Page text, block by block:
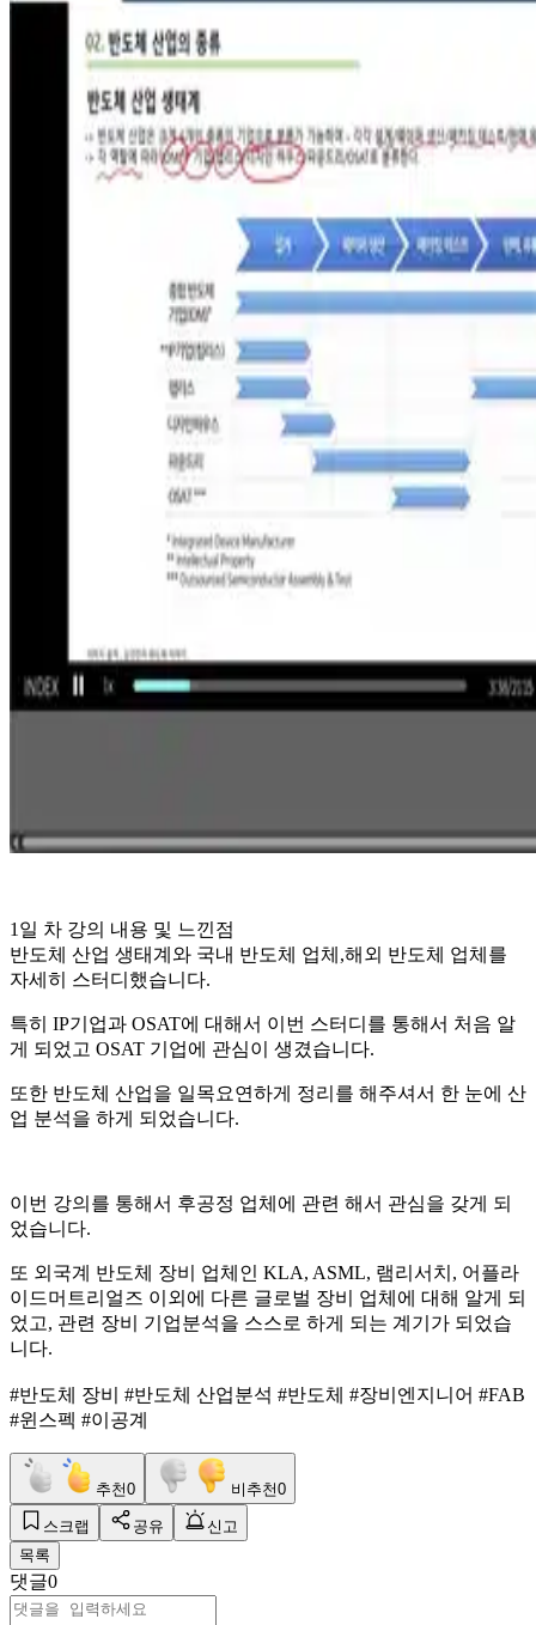
1일 차 강의 내용 및 느낀점
반도체 산업 생태계와 국내 반도체 업체,해외 반도체 업체를
자세히 스터디했습니다.
특히 IP기업과 OSAT에 대해서 이번 스터디를 통해서 처음 알
게 되었고 OSAT 기업에 관심이 생겼습니다.
또한 반도체 산업을 일목요연하게 정리를 해주셔서 한 눈에 산
업 분석을 하게 되었습니다.
이번 강의를 통해서 후공정 업체에 관련 해서 관심을 갖게 되
었습니다.
또 외국계 반도체 장비 업체인 KLA, ASML, 램리서치, 어플라
이드머트리얼즈 이외에 다른 글로벌 장비 업체에 대해 알게 되
었고, 관련 장비 기업분석을 스스로 하게 되는 계기가 되었습
니다.
#반도체 장비 #반도체 산업분석 #반도체 #장비엔지니어 #FAB
#윈스펙 #이공계
추천0 비추천0
스크랩 공유
신고
목록
댓글0